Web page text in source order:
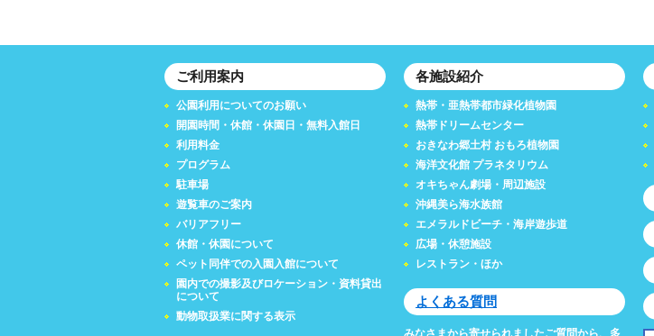
ご利用案内
公園利用についてのお願い
開園時間・休館・休園日・無料入館日
利用料金
プログラム
駐車場
遊覧車のご案内
バリアフリー
休館・休園について
ペット同伴での入園入館について
園内での撮影及びロケーション・資料貸出
について
動物取扱業に関する表示
各施設紹介
熱帯・亜熱帯都市緑化植物園
熱帯ドリームセンター
おきなわ郷土村 おもろ植物園
海洋文化館 プラネタリウム
オキちゃん劇場・周辺施設
沖縄美ら海水族館
エメラルドビーチ・海岸遊歩道
広場・休憩施設
レストラン・ほか
よくある質問